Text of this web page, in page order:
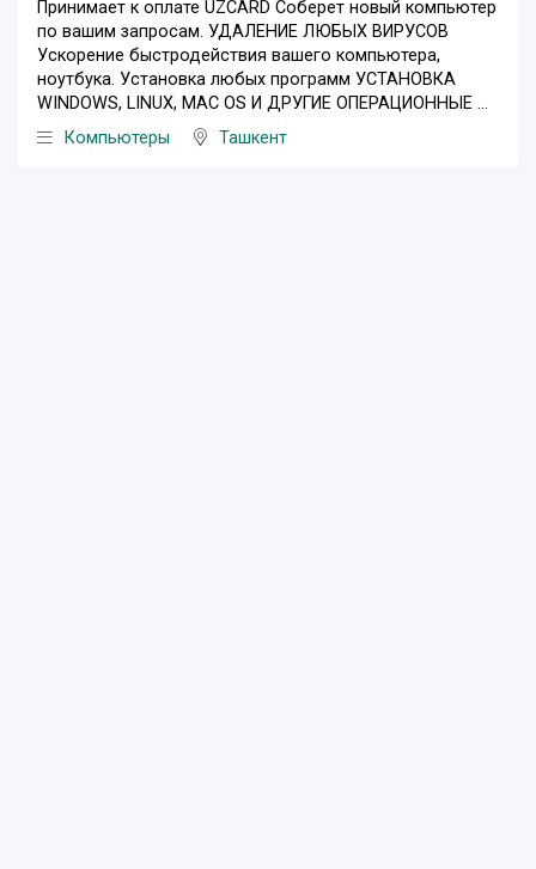
Принимает к оплате UZCARD Соберет новый компьютер
по вашим запросам. УДАЛЕНИЕ ЛЮБЫХ ВИРУСОВ
Ускорение быстродействия вашего компьютера,
ноутбука. Установка любых программ УСТАНОВКА
WINDOWS, LINUX, MAC OS И ДРУГИЕ ОПЕРАЦИОННЫЕ ...
Компьютеры
Ташкент